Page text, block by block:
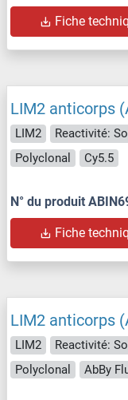
Fiche
LIM2 anticorps
LIM2 Reactivité:
Polyclonal
Cy5.5
N° du produit
Fiche
LIM2 anticorps
LIM2 Reactivité:
Polyclonal
AbBy